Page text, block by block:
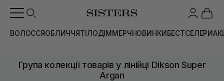
ВОЛОССЯОБЛИЧЧЯТІЛОДІММЕРЧНОВИНКИБЕСТСЕЛЕРИ
Група колекції товарів у лінійці Dikson Super
Argan